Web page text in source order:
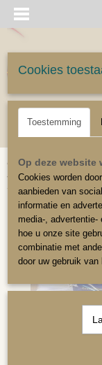
Inloggen
Home >
soepel
Cookies
Toestemming
Op deze website
Cookies worden
aanbieden van
informatie en
media-,
hoe u onze site
combinatie met
door uw gebruik